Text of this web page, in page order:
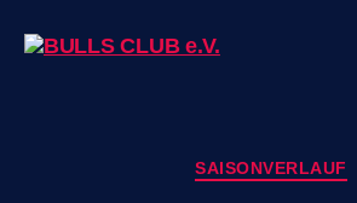
SAISONVERLAUF